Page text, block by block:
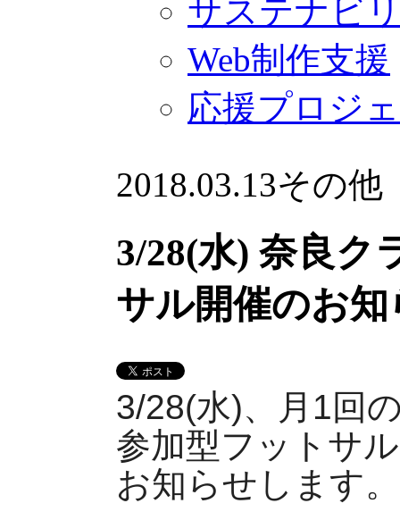
サステナビ
Web制作支援
応援プロジ
2018.03.13その他
3/28(水) 奈良ク
サル開催のお知
3/28(水)、月1回
参加型フットサ
お知らせします。